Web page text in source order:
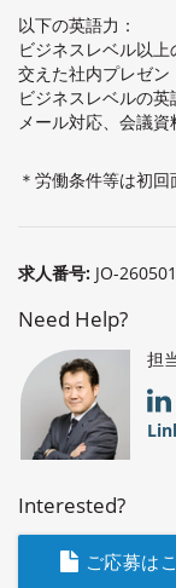
以下の英語力：
ビジネスレベル以
交えた社内プレゼン
ビジネスレベルの
メール対応、会議
＊労働条件等は初回
求人番号: JO-
Need Help?
担
Interested?
ご応募は